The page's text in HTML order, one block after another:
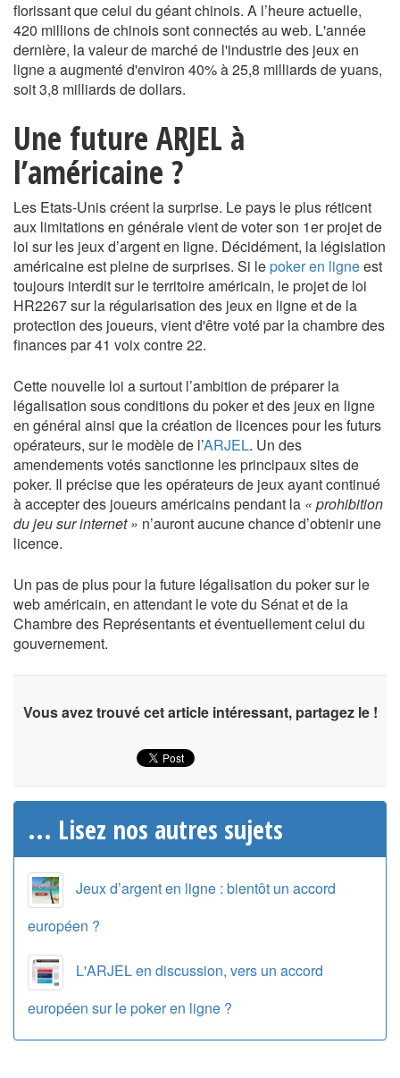
florissant que celui du géant chinois. A l’heure actuelle,
420 millions de chinois sont connectés au web. L'année
dernière, la valeur de marché de l'industrie des jeux en
ligne a augmenté d'environ 40% à 25,8 milliards de yuans,
soit 3,8 milliards de dollars.
Une future ARJEL à
l’américaine ?
Les Etats-Unis créent la surprise. Le pays le plus réticent
aux limitations en générale vient de voter son 1er projet de
loi sur les jeux d’argent en ligne. Décidément, la législation
américaine est pleine de surprises. Si lepoker en ligneest
toujours interdit sur le territoire américain, le projet de loi
HR2267 sur la régularisation des jeux en ligne et de la
protection des joueurs, vient d'être voté par la chambre des
finances par 41 voix contre 22.
Cette nouvelle loi a surtout l’ambition de préparer la
légalisation sous conditions du poker et des jeux en ligne
en général ainsi que la création de licences pour les futurs
opérateurs, sur le modèle de l’ARJEL. Un des
amendements votés sanctionne les principaux sites de
poker. Il précise que les opérateurs de jeux ayant continué
à accepter des joueurs américains pendant la « prohibition
du jeu sur internet » n’auront aucune chance d’obtenir une
licence.
Un pas de plus pour la future légalisation du poker sur le
web américain, en attendant le vote du Sénat et de la
Chambre des Représentants et éventuellement celui du
gouvernement.
Vous avez trouvé cet article intéressant, partagez le !
... Lisez nos autres sujets
Jeux d’argent en ligne : bientôt un accord
européen ?
L'ARJEL en discussion, vers un accord
européen sur le poker en ligne ?